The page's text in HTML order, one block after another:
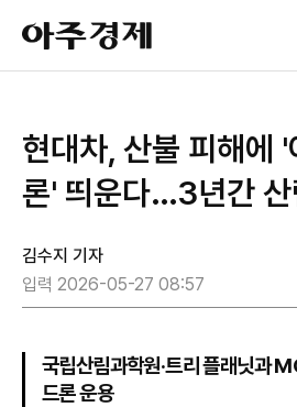
아
주
경
현대차, 산불 피해에
론' 띄운다…3년간 산
김수지 기자
입력 2026-05-27 08:57
국립산림과학원·트리 플래닛과
드론 운용